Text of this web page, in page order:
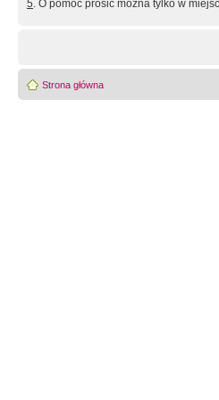
5. O pomoc prosić można tylko w
Strona główna